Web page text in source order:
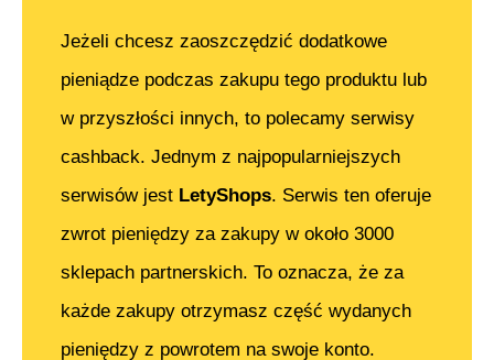
Jeżeli chcesz zaoszczędzić dodatkowe
pieniądze podczas zakupu tego produktu lub
w przyszłości innych, to polecamy serwisy
cashback. Jednym z najpopularniejszych
serwisów jest LetyShops. Serwis ten oferuje
zwrot pieniędzy za zakupy w około 3000
sklepach partnerskich. To oznacza, że za
każde zakupy otrzymasz część wydanych
pieniędzy z powrotem na swoje konto.